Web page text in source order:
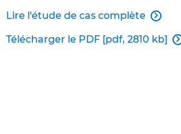
Lire l'étude de cas complète 
Télécharger le PDF [pdf, 2810 kb] 